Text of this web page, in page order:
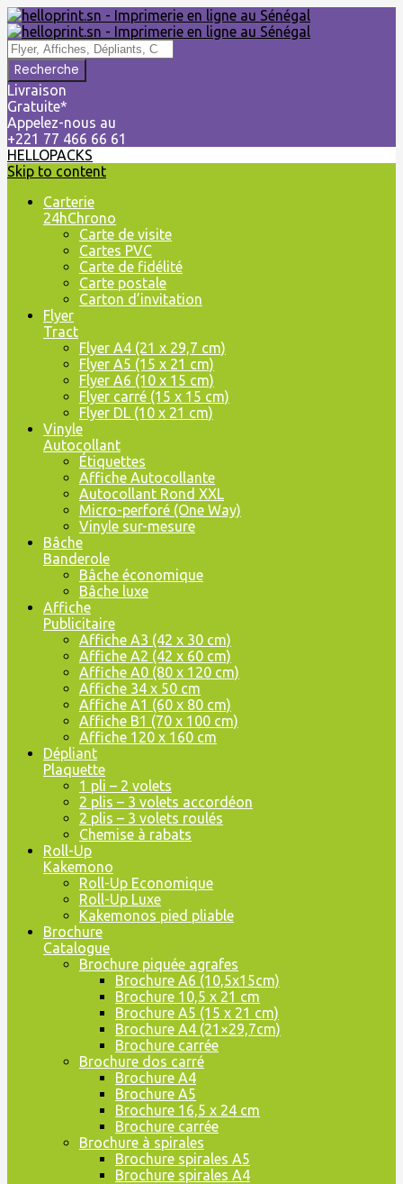
Livraison
Gratuite*
Appelez-nous au
+221 77 466 66 61
HELLOPACKS
Skip to content
Carterie
24hChrono
Carte de visite
Cartes PVC
Carte de fidélité
Carte postale
Carton d’invitation
Flyer
Tract
Flyer A4 (21 x 29,7 cm)
Flyer A5 (15 x 21 cm)
Flyer A6 (10 x 15 cm)
Flyer carré (15 x 15 cm)
Flyer DL (10 x 21 cm)
Vinyle
Autocollant
Étiquettes
Affiche Autocollante
Autocollant Rond XXL
Micro-perforé (One Way)
Vinyle sur-mesure
Bâche
Banderole
Bâche économique
Bâche luxe
Affiche
Publicitaire
Affiche A3 (42 x 30 cm)
Affiche A2 (42 x 60 cm)
Affiche A0 (80 x 120 cm)
Affiche 34 x 50 cm
Affiche A1 (60 x 80 cm)
Affiche B1 (70 x 100 cm)
Affiche 120 x 160 cm
Dépliant
Plaquette
1 pli – 2 volets
2 plis – 3 volets accordéon
2 plis – 3 volets roulés
Chemise à rabats
Roll-Up
Kakemono
Roll-Up Economique
Roll-Up Luxe
Kakemonos pied pliable
Brochure
Catalogue
Brochure piquée agrafes
Brochure A6 (10,5x15cm)
Brochure 10,5 x 21 cm
Brochure A5 (15 x 21 cm)
Brochure A4 (21×29,7cm)
Brochure carrée
Brochure dos carré
Brochure A4
Brochure A5
Brochure 16,5 x 24 cm
Brochure carrée
Brochure à spirales
Brochure spirales A5
Brochure spirales A4